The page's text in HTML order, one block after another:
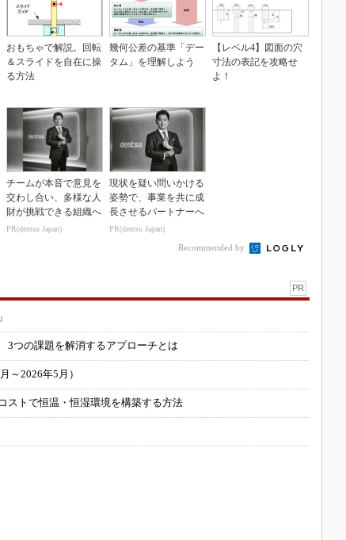
おもちゃで解説。回転
＆スライドを自在に操
る方法
幾何公差の基準「デー
タム」を理解しよう
【レベル4】図面の穴
寸法の表記を攻略せ
よ！
チームが本音で意見を
交わし合い、多様な人
財が挑戦できる組織へ
PR(dentsu Japan)
現状を疑い問いかける
姿勢で、事業を共に成
長させるパートナーへ
PR(dentsu Japan)
Recommended by
PR
つの課題を解消するアプローチとは
～2026年5月）
ストで恒温・恒湿環境を構築する方法